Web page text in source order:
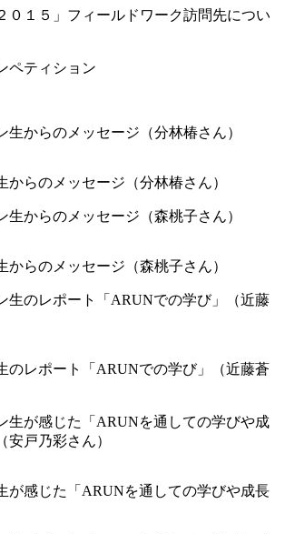
０１５」フィールドワーク訪問先につい
ペティション
からのメッセージ（分林椿さん）
からのメッセージ（森桃子さん）
のレポート「ARUNでの学び」（近藤蒼
が感じた「ARUNを通しての学びや成長